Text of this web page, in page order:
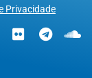
Privacidade